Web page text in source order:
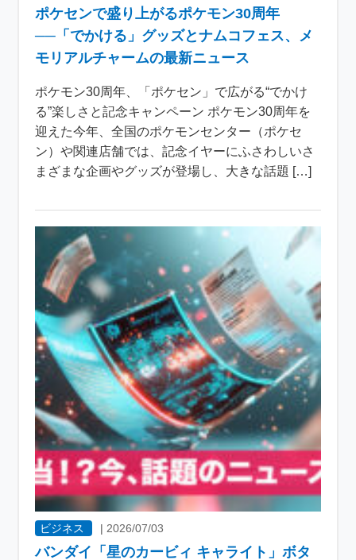
ポケセンで盛り上がるポケモン30周年
──「でかける」グッズとナムコフェス、メ
モリアルチャームの最新ニュース
ポケモン30周年、「ポケセン」で広がる“でかけ
る”楽しさと記念キャンペーン ポケモン30周年を
迎えた今年、全国のポケモンセンター（ポケセ
ン）や関連店舗では、記念イヤーにふさわしいさ
まざまな企画やグッズが登場し、大きな話題 […]
ビジネス | 2026/07/03
バンダイ「星のカービィ キャライト」ボタ